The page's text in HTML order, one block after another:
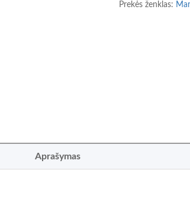
Prekės ženklas:
Aprašymas